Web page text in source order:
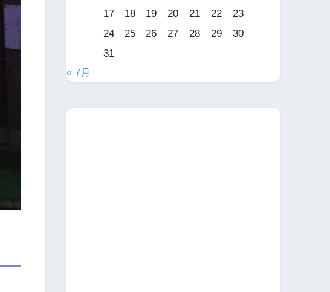
17
18 19 20 21 22
23
24
25 26 27 28 29
30
31
« 7月